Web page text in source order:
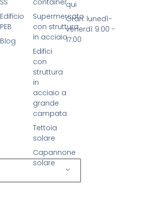
Supermercato
con struttura
in acciaio
Edifici
con
struttura
in
acciaio a
grande
campata
Tettoia
solare
Capannone
solare
Edificio
PEB
Blog
qui
Orari: lunedì-
venerdì 9:00 -
17:00